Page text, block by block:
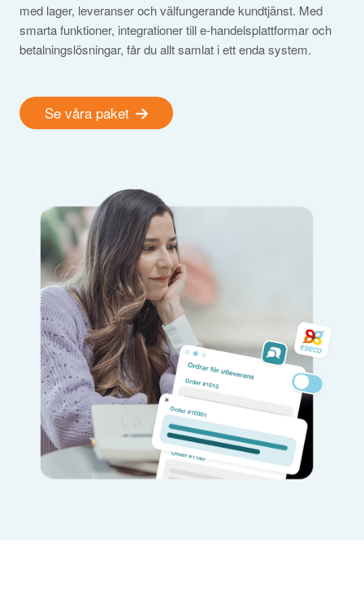
med lager, leveranser och välfungerande kundtjänst. Med
smarta funktioner, integrationer till e-handelsplattformar och
betalningslösningar, får du allt samlat i ett enda system.
Se våra paket